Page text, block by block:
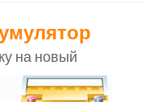
на новый